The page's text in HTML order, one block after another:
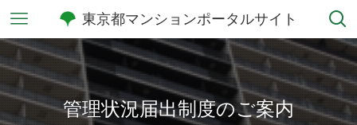
東京都マンションポータルサイト
管理状況届出制度のご案内